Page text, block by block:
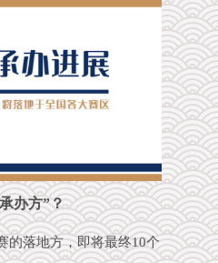
办方”？
的落地方，即将最终10个